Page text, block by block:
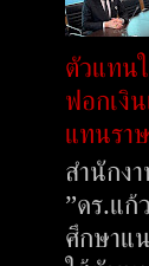
ตัวแทน
ฟอกเงิ
แทนรา
สำนักง
”ดร.แก้
ศึกษาแ